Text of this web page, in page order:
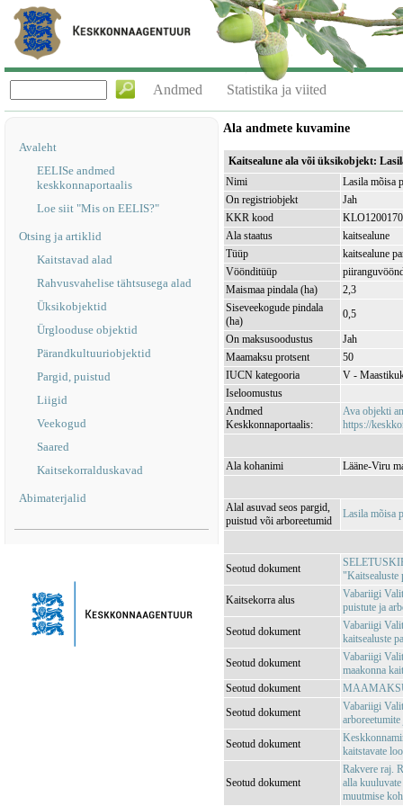
Andmed Statistika ja viited
Avaleht
EELISe andmed
keskkonnaportaalis
Loe siit "Mis on EELIS?"
Otsing ja artiklid
Kaitstavad alad
Rahvusvahelise tähtsusega alad
Üksikobjektid
Ürglooduse objektid
Pärandkultuuriobjektid
Pargid, puistud
Liigid
Veekogud
Saared
Kaitsekorralduskavad
Abimaterjalid
Ala andmete kuvamine
Kaitsealune ala või üksikobjekt:
Nimi
Lasila mõisa
On registriobjekt
Jah
KKR kood
KLO1200170
Ala staatus
kaitsealune
Tüüp
kaitsealune
Vöönditüüp
Maismaa pindala (ha)
2,3
Siseveekogude pindala
(ha)
0,5
On maksusoodustus
Jah
Maamaksu protsent
50
IUCN kategooria
V -
Iseloomustus
Andmed
Keskkonnaportaalis:
Ava objekti
https://
Ala kohanimi Lääne-Viru
Alal asuvad seos pargid,
puistud või arboreetumid
Lasila mõisa
Seotud dokument
"Kaitsealuste
Kaitsekorra alus
Vabariigi
puistute ja
Seotud dokument
Vabariigi
kaitsealuste
Seotud dokument
Vabariigi
maakonna
Seotud dokument
Seotud dokument
Vabariigi
Seotud dokument
kaitstavate
Seotud dokument
Rakvere raj.
alla
muutmise